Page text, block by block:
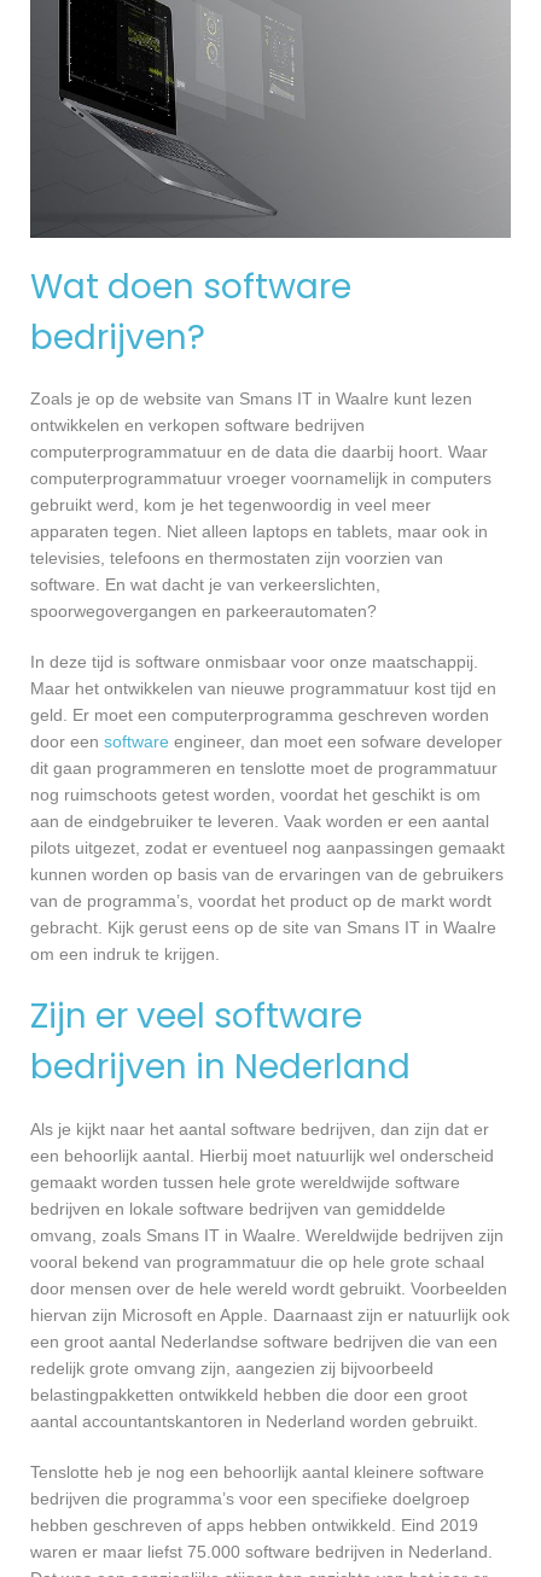
Wat doen software
bedrijven?
Zoals je op de website van Smans IT in Waalre kunt lezen
ontwikkelen en verkopen software bedrijven
computerprogrammatuur en de data die daarbij hoort. Waar
computerprogrammatuur vroeger voornamelijk in computers
gebruikt werd, kom je het tegenwoordig in veel meer
apparaten tegen. Niet alleen laptops en tablets, maar ook in
televisies, telefoons en thermostaten zijn voorzien van
software. En wat dacht je van verkeerslichten,
spoorwegovergangen en parkeerautomaten?
In deze tijd is software onmisbaar voor onze maatschappij.
Maar het ontwikkelen van nieuwe programmatuur kost tijd en
geld. Er moet een computerprogramma geschreven worden
door een software engineer, dan moet een sofware developer
dit gaan programmeren en tenslotte moet de programmatuur
nog ruimschoots getest worden, voordat het geschikt is om
aan de eindgebruiker te leveren. Vaak worden er een aantal
pilots uitgezet, zodat er eventueel nog aanpassingen gemaakt
kunnen worden op basis van de ervaringen van de gebruikers
van de programma’s, voordat het product op de markt wordt
gebracht. Kijk gerust eens op de site van Smans IT in Waalre
om een indruk te krijgen.
Zijn er veel software
bedrijven in Nederland
Als je kijkt naar het aantal software bedrijven, dan zijn dat er
een behoorlijk aantal. Hierbij moet natuurlijk wel onderscheid
gemaakt worden tussen hele grote wereldwijde software
bedrijven en lokale software bedrijven van gemiddelde
omvang, zoals Smans IT in Waalre. Wereldwijde bedrijven zijn
vooral bekend van programmatuur die op hele grote schaal
door mensen over de hele wereld wordt gebruikt. Voorbeelden
hiervan zijn Microsoft en Apple. Daarnaast zijn er natuurlijk ook
een groot aantal Nederlandse software bedrijven die van een
redelijk grote omvang zijn, aangezien zij bijvoorbeeld
belastingpakketten ontwikkeld hebben die door een groot
aantal accountantskantoren in Nederland worden gebruikt.
Tenslotte heb je nog een behoorlijk aantal kleinere software
bedrijven die programma’s voor een specifieke doelgroep
hebben geschreven of apps hebben ontwikkeld. Eind 2019
waren er maar liefst 75.000 software bedrijven in Nederland.